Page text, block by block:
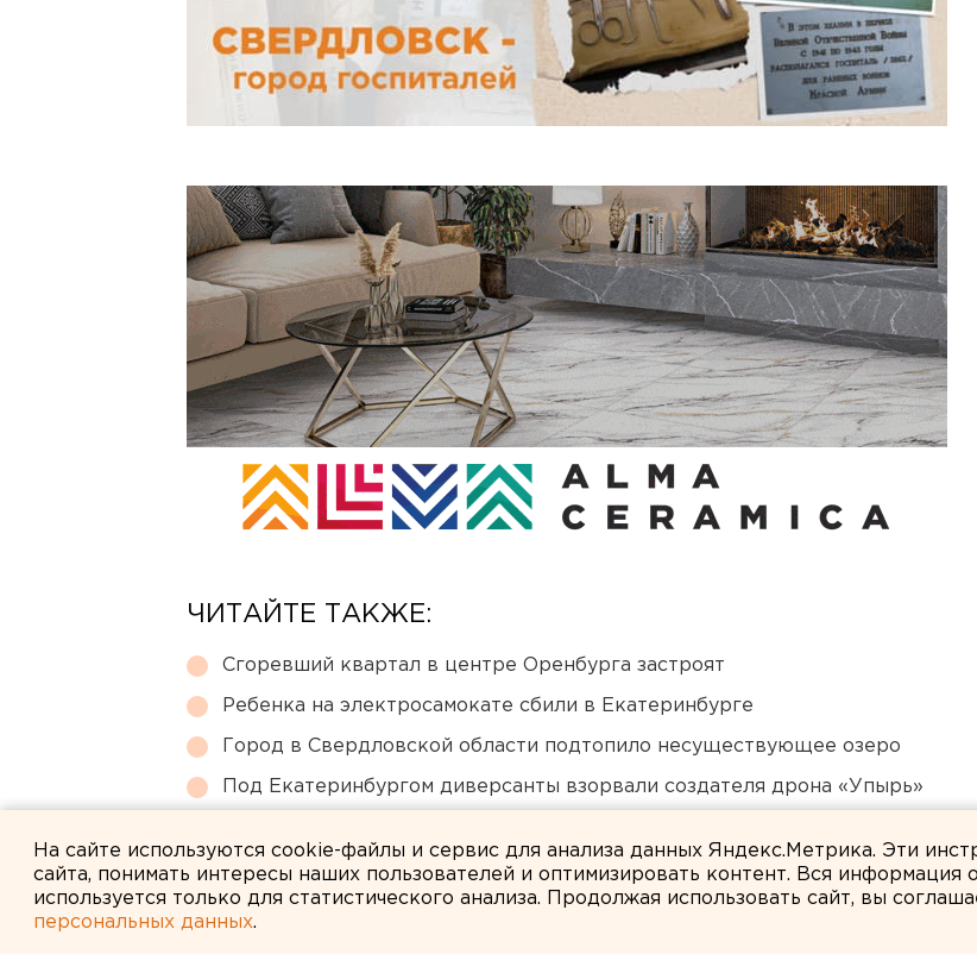
ЧИТАЙТЕ ТАКЖЕ:
Сгоревший квартал в центре Оренбурга застроят
Ребенка на электросамокате сбили в Екатеринбурге
Город в Свердловской области подтопило несуществующее озеро
Под Екатеринбургом диверсанты взорвали создателя дрона «Упырь»
На сайте используются cookie-файлы и сервис для анализа данных Яндекс.Метрика. Эти
сайта, понимать интересы наших пользователей и оптимизировать контент. Вся информация
используется только для статистического анализа. Продолжая использовать сайт, вы
персональных данных.